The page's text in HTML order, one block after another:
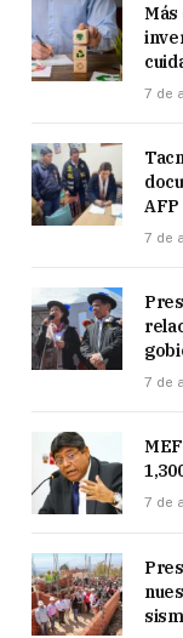
Más
7 de
AFP
7 de
7 de
7 de